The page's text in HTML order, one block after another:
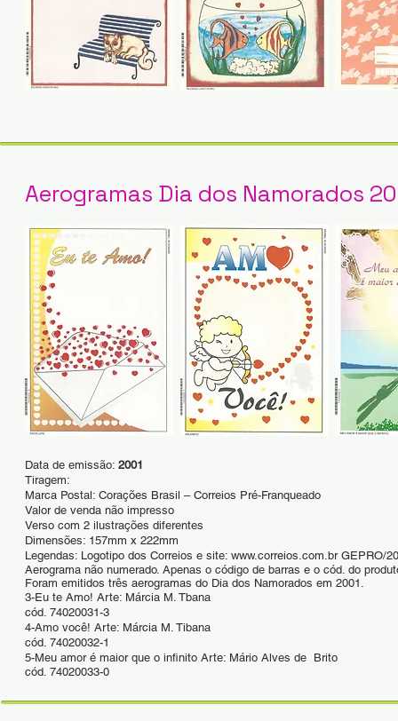
Aerogramas Dia dos Namorados
Data de emissão: 2001
Tiragem:
Marca Postal: Corações Brasil – Correios Pré-Franqueado
Valor de venda não impresso
Verso com 2 ilustrações diferentes
Dimensões: 157mm x 222mm
Legendas: Logotipo dos Correios e site: www.correios.com.br GEPRO/
Aerograma não numerado. Apenas o código de barras e o cód. do
Foram emitidos três aerogramas do Dia dos Namorados em 2001.
3-Eu te Amo! Arte: Márcia M. Tbana
cód. 74020031-3
4-Amo você! Arte: Márcia M. Tibana
cód. 74020032-1
5-Meu amor é maior que o infinito Arte: Mário Alves de Brito
cód. 74020033-0